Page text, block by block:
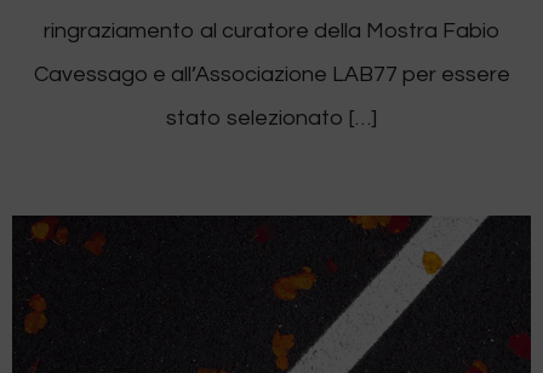
ringraziamento al curatore della Mostra Fabio
Cavessago e all’Associazione LAB77 per essere
stato selezionato […]